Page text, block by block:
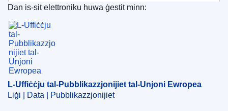
L-Uffiċċju tal-Pubblikazzjonijiet tal-Unjoni
Dan is-sit elettroniku huwa ġestit minn:
L-Uffiċċju tal-Pubblikazzjonijiet tal-Unjoni Ewropea
Liġi | Data | Pubblikazzjonijiet